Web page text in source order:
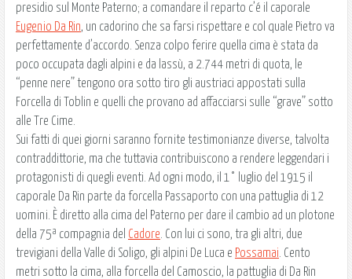
presidio sul Monte Paterno; a comandare il reparto c’é il caporale
Eugenio Da Rin, un cadorino che sa farsi rispettare e col quale Pietro va
perfettamente d’accordo. Senza colpo ferire quella cima è stata da
poco occupata dagli alpini e da lassù, a 2.744 metri di quota, le
“penne nere” tengono ora sotto tiro gli austriaci appostati sulla
Forcella di Toblin e quelli che provano ad affacciarsi sulle “grave” sotto
alle Tre Cime.
Sui fatti di quei giorni saranno fornite testimonianze diverse, talvolta
contraddittorie, ma che tuttavia contribuiscono a rendere leggendari i
protagonisti di quegli eventi. Ad ogni modo, il 1° luglio del 1915 il
caporale Da Rin parte da forcella Passaporto con una pattuglia di 12
uomini. È diretto alla cima del Paterno per dare il cambio ad un plotone
della 75ª compagnia del Cadore . Con lui ci sono, tra gli altri, due
trevigiani della Valle di Soligo, gli alpini De Luca e Possamai . Cento
metri sotto la cima, alla forcella del Camoscio, la pattuglia di Da Rin